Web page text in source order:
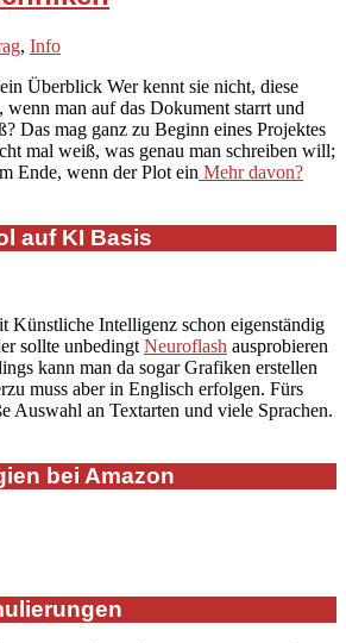
, Info
Überblick Wer kennt sie nicht, diese
wenn man auf das Dokument starrt und
Das mag ganz zu Beginn eines Projektes
mal weiß, was genau man schreiben will;
Ende, wenn der Plot ein Mehr davon?
auf KI Basis
Künstliche Intelligenz schon eigenständig
sollte unbedingt Neuroflash ausprobieren
kann man da sogar Grafiken erstellen
muss aber in Englisch erfolgen. Fürs
Auswahl an Textarten und viele Sprachen.
bei Amazon